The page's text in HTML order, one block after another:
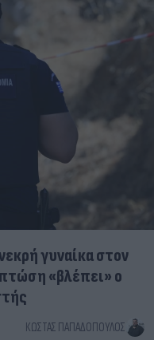
γυναίκα στον
«βλέπει» ο
ΚΏΣΤΑΣ ΠΑΠΑΔΌΠΟΥΛΟΣ